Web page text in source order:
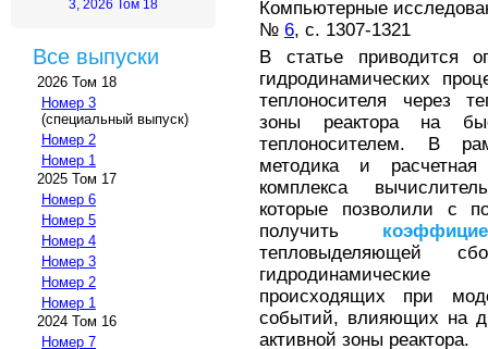
3, 2026 Том 18
Все выпуски
2026 Том 18
Номер 3
(специальный выпуск)
Номер 2
Номер 1
2025 Том 17
Номер 6
Номер 5
Номер 4
Номер 3
Номер 2
Номер 1
2024 Том 16
Номер 7
Компьютерные
№ 6, с. 1307-1321
В статье приводится
гидродинамических
теплоносителя через
зоны реактора на
теплоносителем. В
методика и
комплекса
которые позволили с
получить
тепловыделяющей
происходящих при
событий, влияющих на
активной зоны реактора.